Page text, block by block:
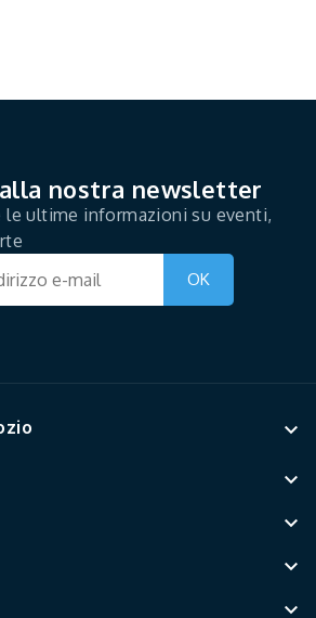
nostra newsletter
le ultime informazioni su eventi,




